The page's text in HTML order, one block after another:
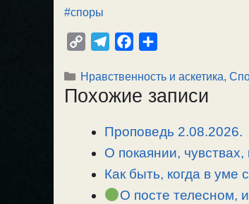
#споры
p
y
l
e
a
m
c
e
o
o
k
п
р
в
и
Рубрики
Нравственность и аскетика,
Похожие записи
Проповедь 2.08.2026.
О покаянии,
Как быть, когда в уме
О посте телесном,